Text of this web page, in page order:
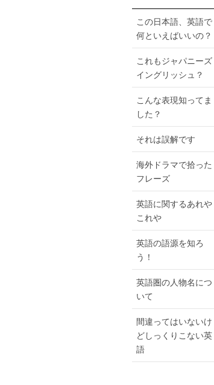
この日本語、英語で
何といえばいいの？
これもジャパニーズ
イングリッシュ？
こんな表現知ってま
した？
それは誤解です
海外ドラマで拾った
フレーズ
英語に関するあれや
これや
英語の語源を知ろ
う！
英語圏の人物名につ
いて
間違ってはいないけ
どしっくりこない英
語